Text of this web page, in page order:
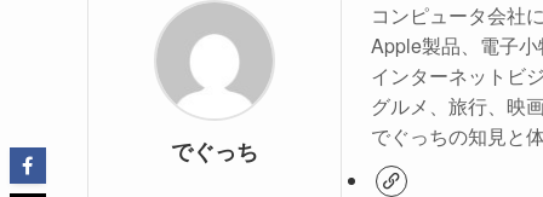
でぐっち
コンピュータ会社
Apple製品、電子小
インターネットビ
グルメ、旅行、映
でぐっちの知見と